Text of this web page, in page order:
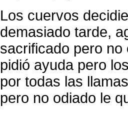
Los cuervos
demasiado tarde,
sacrificado pero
pidió ayuda pero
por todas las
pero no odiado le